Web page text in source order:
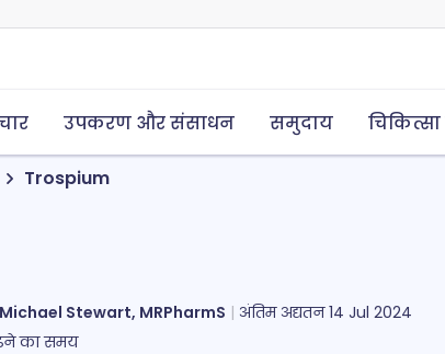
उपकरण और संसाधन समुदाय
Trospium
Michael Stewart, MRPharmS अंतिम अद्यतन14 Jul 2024
का समय